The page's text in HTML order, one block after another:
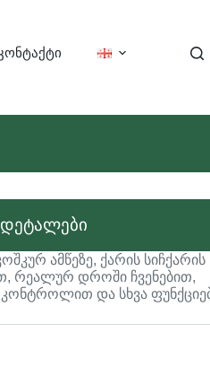
ამწეზე, ქარის სიჩქარის
რეალურ დროში ჩვენებით,
კონტროლით და სხვა